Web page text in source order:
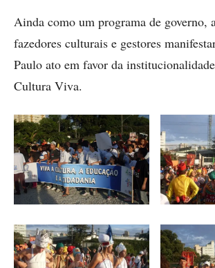
Ainda como um programa de governo,
fazedores culturais e gestores
Paulo ato em favor da
Cultura Viva.